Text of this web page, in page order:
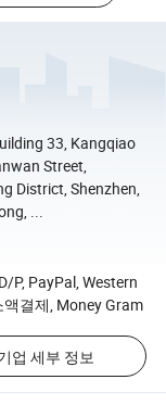
33, Kangqiao
Street,
District, Shenzhen,
...
P, PayPal, Western
액결제, Money Gram
업 세부 정보